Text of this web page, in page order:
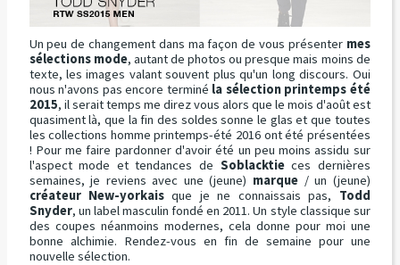
Un peu de changement dans ma façon de vous présenter mes
sélections mode, autant de photos ou presque mais moins de
texte, les images valant souvent plus qu'un long discours. Oui
nous n'avons pas encore terminé la sélection printemps été
2015, il serait temps me direz vous alors que le mois d'août est
quasiment là, que la fin des soldes sonne le glas et que toutes
les collections homme printemps-été 2016 ont été présentées
! Pour me faire pardonner d'avoir été un peu moins assidu sur
l'aspect mode et tendances de Soblacktieces dernières
semaines, je reviens avec une (jeune) marque / un (jeune)
créateur New-yorkaisque je ne connaissais pas, Todd
Snyder, un label masculin fondé en 2011. Un style classique sur
des coupes néanmoins modernes, cela donne pour moi une
bonne alchimie. Rendez-vous en fin de semaine pour une
nouvelle sélection.